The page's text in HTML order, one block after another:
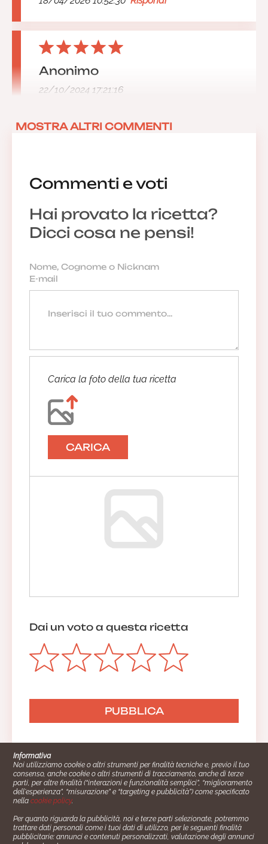
Commenti e voti
Hai provato la ricetta?
Dicci cosa ne pensi!
Carica la foto della tua ricetta
CARICA
Dai un voto a questa ricetta
Anonimo
22/10/2024 17:21:16
MOSTRA ALTRI COMMENTI
Cucinare.it è un marchio commerciale di Impiego24.it s.r.l.
Informativa
Noi utilizziamo cookie o altri strumenti per finalità tecniche e, previo il tuo
consenso, anche cookie o altri strumenti di tracciamento, anche di terze
parti, per altre finalità (“interazioni e funzionalità semplici”, “miglioramento
dell'esperienza”, “misurazione” e “targeting e pubblicità”) come specificato
nellacookie policy.
Per quanto riguarda la pubblicità, noi e terze parti selezionate, potremmo
trattare dati personali come i tuoi dati di utilizzo, per le seguenti finalità
pubblicitarie: annunci e contenuti personalizzati, valutazione degli annunci